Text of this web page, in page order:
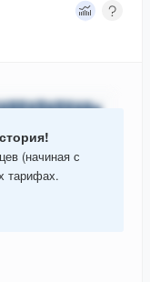
(начиная с
тарифах.